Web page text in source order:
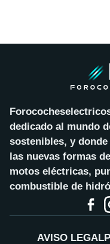
dedicado al mundo
sostenibles, y
las nuevas formas
motos eléctricas,
combustible de
AVISO LEGAL